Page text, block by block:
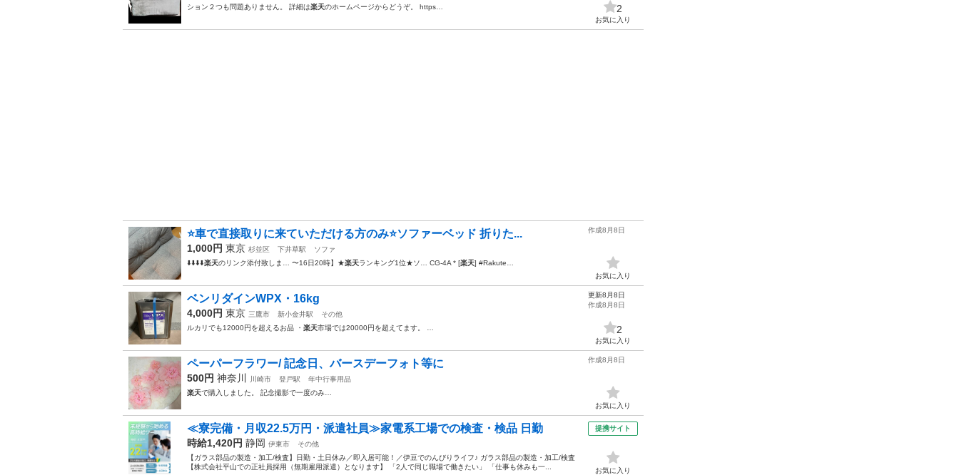
ション２つも問題ありません。 詳細は楽天のホームページからどうぞ。 https… 2
お気に入り
⭐️車で直接取りに来ていただける方のみ⭐️ソファーベッド 折りた...
1,000円 東京 杉並区 下井草駅
ソファ
️⬇️⬇️⬇️⬇️楽天のリンク添付致しま… 〜16日20時】★楽天ランキング1位★ソ… CG-4A * [楽天] #Rakute…
作成8月8日
お気に入り
ベンリダインWPX・16kg
4,000円 東京 三鷹市 新小金井駅
その他
ルカリでも12000円を超えるお品 ・ 楽天市場では20000円を超えてます。 …
更新8月8日
作成8月8日
2
お気に入り
ペーパーフラワー/ 記念日、バースデーフォト等に
500円 神奈川 川崎市 登戸駅
年中行事用品
楽天で購入しました。 記念撮影で一度のみ…
作成8月8日
お気に入り
≪寮完備・月収22.5万円・派遣社員≫家電系工場での検査・検品 日勤
時給1,420円 静岡 伊東市
その他
【ガラス部品の製造・加工/検査】日勤・土日休み／即入居可能！／伊豆でのんびりライフ♪ ガラス部品の製造・加工/検査
【株式会社平山での正社員採用（無期雇用派遣）となります】 「2人で同じ職場で働きたい」 「仕事も休みも一...
提携サイト
お気に入り